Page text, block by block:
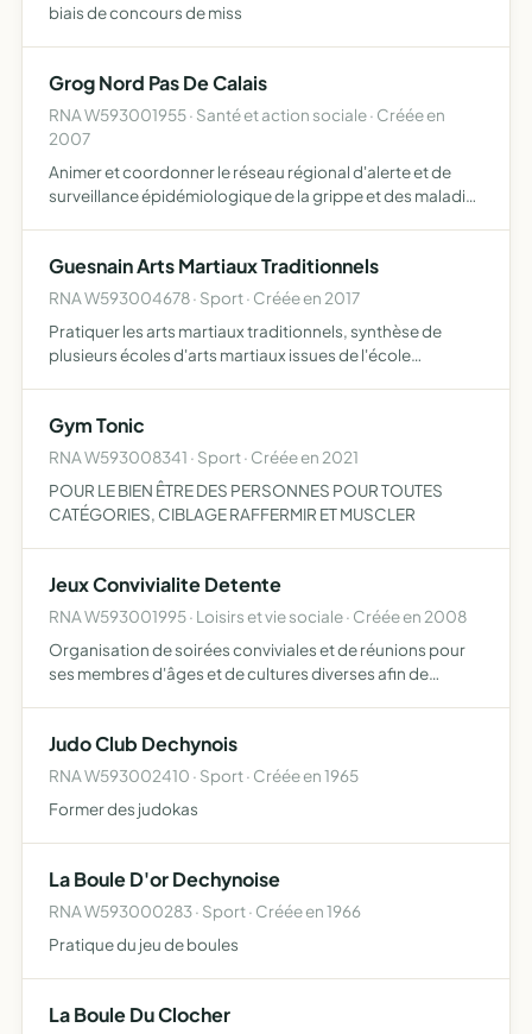
biais de concours de miss
Grog Nord Pas De Calais
RNA W593001955 · Santé et action sociale · Créée en
2007
Animer et coordonner le réseau régional d'alerte et de
surveillance épidémiologique de la grippe et des maladies
Guesnain Arts Martiaux Traditionnels
RNA W593004678 · Sport · Créée en 2017
Pratiquer les arts martiaux traditionnels, synthèse de
plusieurs écoles d'arts martiaux issues de l'école
Gym Tonic
RNA W593008341 · Sport · Créée en 2021
POUR LE BIEN ÊTRE DES PERSONNES POUR TOUTES
CATÉGORIES, CIBLAGE RAFFERMIR ET MUSCLER
Jeux Convivialite Detente
RNA W593001995 · Loisirs et vie sociale · Créée en 2008
Organisation de soirées conviviales et de réunions pour
ses membres d'âges et de cultures diverses afin de
Judo Club Dechynois
RNA W593002410 · Sport · Créée en 1965
Former des judokas
La Boule D'or Dechynoise
RNA W593000283 · Sport · Créée en 1966
Pratique du jeu de boules
La Boule Du Clocher